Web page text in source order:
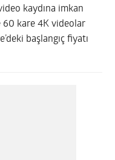
kaydına imkan
60 kare 4K videolar
başlangıç fiyatı